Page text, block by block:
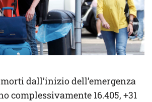
dall’inizio dell’emergenza
complessivamente 16.405, +31